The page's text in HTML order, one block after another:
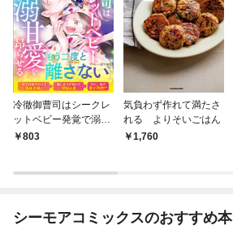
冷徹御曹司はシークレ
ットベビー発覚で溺甘
愛を昂らせる～黙って
803
気負わず作れて満たさ
れる よりそいごはん
1,760
シーモアコミックスのおすすめ本